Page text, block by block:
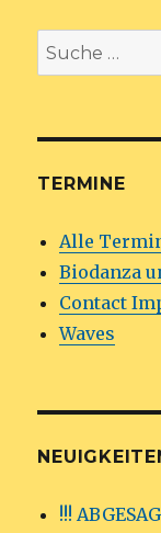
Suche
nach:
TERMINE
Alle
Biodanza
Contact
Waves
!!!